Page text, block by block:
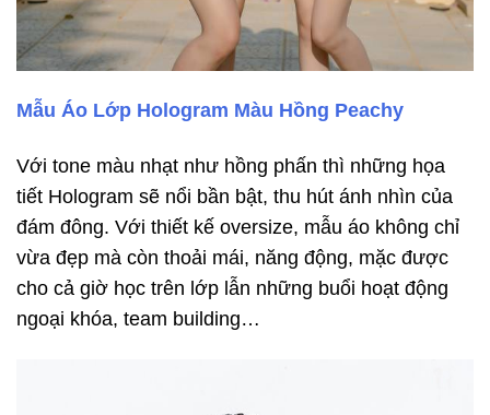
Mẫu Áo Lớp Hologram Màu Hồng Peachy
Với tone màu nhạt như hồng phấn thì những họa
tiết Hologram sẽ nổi bần bật, thu hút ánh nhìn của
đám đông. Với thiết kế oversize, mẫu áo không chỉ
vừa đẹp mà còn thoải mái, năng động, mặc được
cho cả giờ học trên lớp lẫn những buổi hoạt động
ngoại khóa, team building…